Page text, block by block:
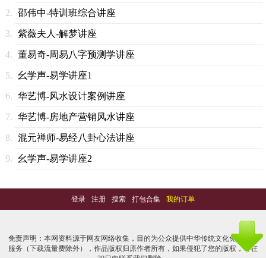
邵伟中-特训班综合讲座
紫薇夫人-解梦讲座
董易奇-周易八字预测学讲座
幺学声-易学讲座1
华艺博-风水设计案例讲座
华艺博-房地产营销风水讲座
混元禅师-易经八卦心法讲座
幺学声-易学讲座2
登录 - 注册 - 搜索 - 打包合集 - 我的订单
免责声明：本网资料源于网友网络收集，目的为公众提供中华传统文化免费学习
服务（下载流量费除外），作品版权归原作者所有，如果侵犯了您的版权，请在